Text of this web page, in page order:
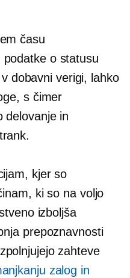
času
podatke o statusu
dobavni verigi, lahko
s čimer
delovanje in
kjer so
ki so na voljo
izboljša
prepoznavnosti
zahteve
zalog in